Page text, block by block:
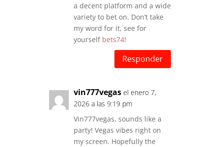
a decent platform and a wide
variety to bet on. Don’t take
my word for it, see for
yourself bets74!
Responder
vin777vegas el enero 7,
2026 a las 9:19 pm
Vin777vegas, sounds like a
party! Vegas vibes right on
my screen. Hopefully the